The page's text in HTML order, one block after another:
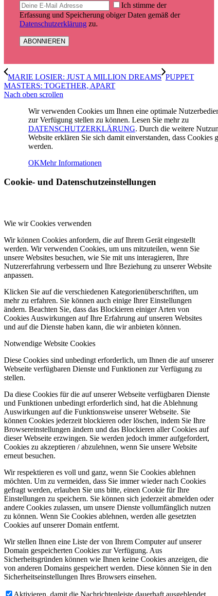
Ich stimme der
Erfassung und Speicherung obiger Daten gemäß der
Datenschutzerklärung zu.
MARIE LOSIER: JUST A MILLION DREAMS PUPPET
MASTERS: TOGETHER, APART
Nach oben scrollen
Wir verwenden Cookies um Ihnen eine optimale
zur Verfügung stellen zu können. Lesen Sie mehr zu
DATENSCHUTZERKLÄRUNG. Durch die weitere
Website erklären Sie sich damit einverstanden, dass Cookies
werden.
OKMehr Informationen
Cookie- und Datenschutzeinstellungen
Wie wir Cookies verwenden
Wir können Cookies anfordern, die auf Ihrem Gerät eingestellt
werden. Wir verwenden Cookies, um uns mitzuteilen, wenn Sie
unsere Websites besuchen, wie Sie mit uns interagieren, Ihre
Nutzererfahrung verbessern und Ihre Beziehung zu unserer Website
anpassen.
Klicken Sie auf die verschiedenen Kategorienüberschriften, um
mehr zu erfahren. Sie können auch einige Ihrer Einstellungen
ändern. Beachten Sie, dass das Blockieren einiger Arten von
Cookies Auswirkungen auf Ihre Erfahrung auf unseren Websites
und auf die Dienste haben kann, die wir anbieten können.
Notwendige Website Cookies
Diese Cookies sind unbedingt erforderlich, um Ihnen die auf unserer
Webseite verfügbaren Dienste und Funktionen zur Verfügung zu
stellen.
Da diese Cookies für die auf unserer Webseite verfügbaren Dienste
und Funktionen unbedingt erforderlich sind, hat die Ablehnung
Auswirkungen auf die Funktionsweise unserer Webseite. Sie
können Cookies jederzeit blockieren oder löschen, indem Sie Ihre
Browsereinstellungen ändern und das Blockieren aller Cookies auf
dieser Webseite erzwingen. Sie werden jedoch immer aufgefordert,
Cookies zu akzeptieren / abzulehnen, wenn Sie unsere Website
erneut besuchen.
Wir respektieren es voll und ganz, wenn Sie Cookies ablehnen
möchten. Um zu vermeiden, dass Sie immer wieder nach Cookies
gefragt werden, erlauben Sie uns bitte, einen Cookie für Ihre
Einstellungen zu speichern. Sie können sich jederzeit abmelden oder
andere Cookies zulassen, um unsere Dienste vollumfänglich nutzen
zu können. Wenn Sie Cookies ablehnen, werden alle gesetzten
Cookies auf unserer Domain entfernt.
Wir stellen Ihnen eine Liste der von Ihrem Computer auf unserer
Domain gespeicherten Cookies zur Verfügung. Aus
Sicherheitsgründen können wie Ihnen keine Cookies anzeigen, die
von anderen Domains gespeichert werden. Diese können Sie in den
Sicherheitseinstellungen Ihres Browsers einsehen.
Aktivieren, damit die Nachrichtenleiste dauerhaft ausgeblendet